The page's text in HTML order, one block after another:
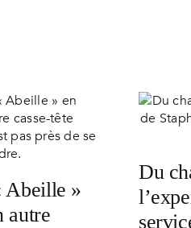
Abeille »
autre
Du